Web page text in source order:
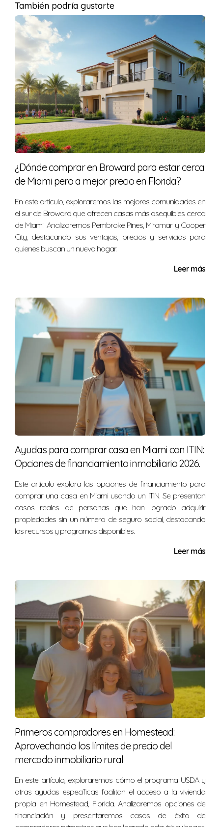
¿Debería incluir cláusulas especiales en mi
contrato?
Sí, cláusulas que beneficien al vendedor, como la
renuncia a ciertas inspecciones, pueden hacer tu oferta
más atractiva.
¿Qué pasa si tengo miedo de pagar de más?
Realiza un análisis exhaustivo del mercado antes de
hacer una oferta. Comparar precios recientes de ventas
similares es fundamental.
¿Cómo puedo mejorar mis habilidades de
negociación?
Considera tomar cursos o leer libros sobre negociación
efectiva.
Nellida Gomez es experta en estrategias de licitación
complejo proceso. Si estás listo para dar el siguiente
(786) 547-7270
. Estoy aquí para asistirte con tu próxima
oferta inmobiliaria.
También podría gustarte
¿Dónde comprar en Broward para estar cerca
de Miami pero a mejor precio en Florida?
En este artículo, exploraremos las mejores comunidades en
el sur de Broward que ofrecen casas más asequibles cerca
de Miami. Analizaremos Pembroke Pines, Miramar y Cooper
City, destacando sus ventajas, precios y servicios para
quienes buscan un nuevo hogar.
Leer más
Ayudas para comprar casa en Miami con ITIN:
Opciones de financiamiento inmobiliario 2026.
Este artículo explora las opciones de financiamiento para
comprar una casa en Miami usando un ITIN. Se presentan
casos reales de personas que han logrado adquirir
propiedades sin un número de seguro social, destacando
los recursos y programas disponibles.
Leer más
Primeros compradores en Homestead:
Aprovechando los límites de precio del
mercado inmobiliario rural
En este artículo, exploraremos cómo el programa USDA y
otras ayudas específicas facilitan el acceso a la vivienda
propia en Homestead, Florida. Analizaremos opciones de
financiación y presentaremos casos de éxito de